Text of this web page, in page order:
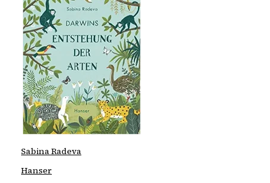
Sabina Radeva
Hanser